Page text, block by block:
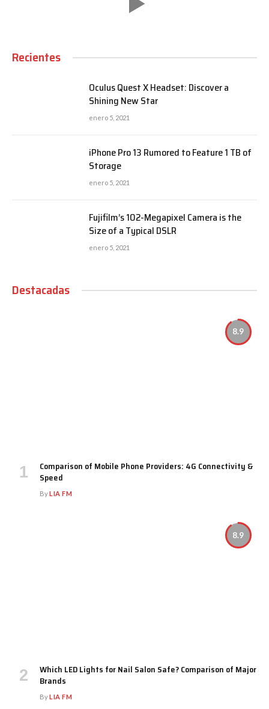
Recientes
Oculus Quest X Headset: Discover a
Shining New Star
enero 5, 2021
iPhone Pro 13 Rumored to Feature 1 TB of
Storage
enero 5, 2021
Fujifilm’s 102-Megapixel Camera is the
Size of a Typical DSLR
enero 5, 2021
Destacadas
8.9
Comparison of Mobile Phone Providers: 4G Connectivity &
Speed
ByLIA FM
8.9
Which LED Lights for Nail Salon Safe? Comparison of Major
Brands
ByLIA FM